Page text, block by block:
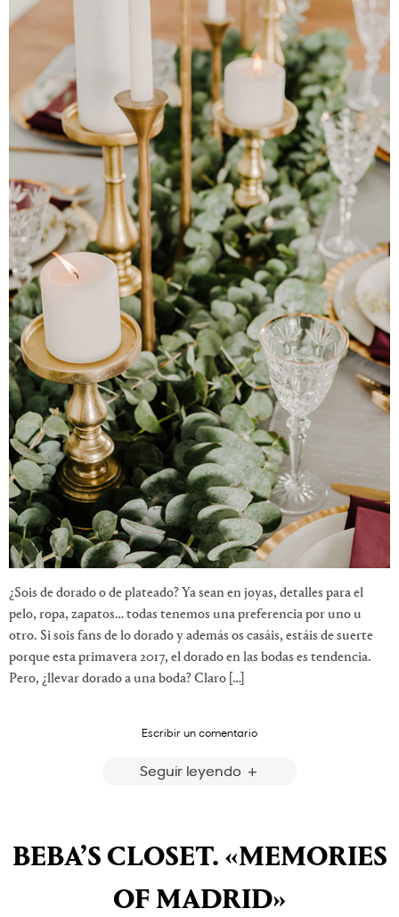
¿Sois de dorado o de plateado? Ya sean en joyas, detalles para el
pelo, ropa, zapatos… todas tenemos una preferencia por uno u
otro. Si sois fans de lo dorado y además os casáis, estáis de suerte
porque esta primavera 2017, el dorado en las bodas es tendencia.
Pero, ¿llevar dorado a una boda? Claro […]
Escribir un comentario
Seguir leyendo
BEBA’S CLOSET. «MEMORIES
OF MADRID»